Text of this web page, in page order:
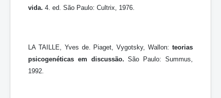
vida. 4. ed. São Paulo: Cultrix, 1976.
LA TAILLE, Yves de. Piaget, Vygotsky, Wallon: teorias
psicogenéticas em discussão. São Paulo: Summus,
1992.